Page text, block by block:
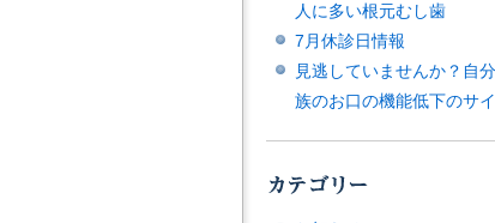
人に多い根元むし歯
7月休診日情報
見逃していませんか？自
族のお口の機能低下のサ